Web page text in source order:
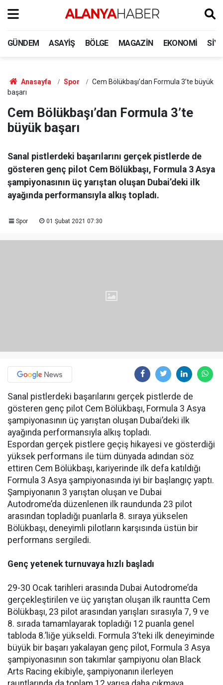
GÜNDEM ASAYIŞ BÖLGE MAGAZIN EKONOMI
Anasayfa Spor
Cem Bölükbaşı’dan Formula 3’te büyük
başarı
Cem Bölükbaşı’dan Formula 3’te
büyük başarı
Sanal pistlerdeki başarılarını gerçek pistlerde de
gösteren genç pilot Cem Bölükbaşı, Formula 3 Asya
şampiyonasının üç yarıştan oluşan Dubai’deki ilk
ayağında performansıyla alkış topladı.
Spor 01 Şubat 2021 07:30
Sanal pistlerdeki başarılarını gerçek pistlerde de
gösteren genç pilot Cem Bölükbaşı, Formula 3 Asya
şampiyonasının üç yarıştan oluşan Dubai’deki ilk
ayağında performansıyla alkış topladı.
Espordan gerçek pistlere geçiş hikayesi ve gösterdiği
yüksek performans ile tüm dünyada adından söz
ettiren Cem Bölükbaşı, kariyerinde ilk defa katıldığı
Formula 3 Asya şampiyonasında iyi bir başlangıç yaptı.
Şampiyonanın 3 yarıştan oluşan ve Dubai
Autodrome’da düzenlenen ilk raundunda 23 pilot
arasından topladığı puanlarla 8. sıraya yükselen
Bölükbaşı, deneyimli pilotların karşısında üstün bir
performans sergiledi.
Genç yetenek turnuvaya hızlı başladı
29-30 Ocak tarihleri arasında Dubai Autodrome’da
gerçekleştirilen ve üç yarıştan oluşan ilk rauntta Cem
Bölükbaşı, 23 pilot arasından yarışları sırasıyla 7, 9 ve
8. sırada tamamlayarak topladığı 12 puanla genel
tabloda 8.’liğe yükseldi. Formula 3’teki ilk deneyiminde
büyük bir başarı yakalayan genç pilot, Formula 3 Asya
şampiyonasının son takımlar şampiyonu olan Black
Arts Racing ekibiyle, şampiyonanın ilerleyen